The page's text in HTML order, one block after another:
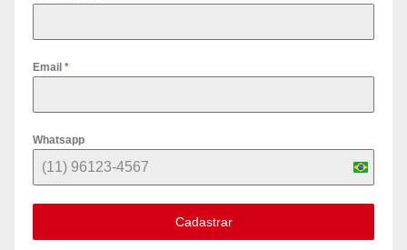
Email *
Whatsapp
B
r
Cadastrar